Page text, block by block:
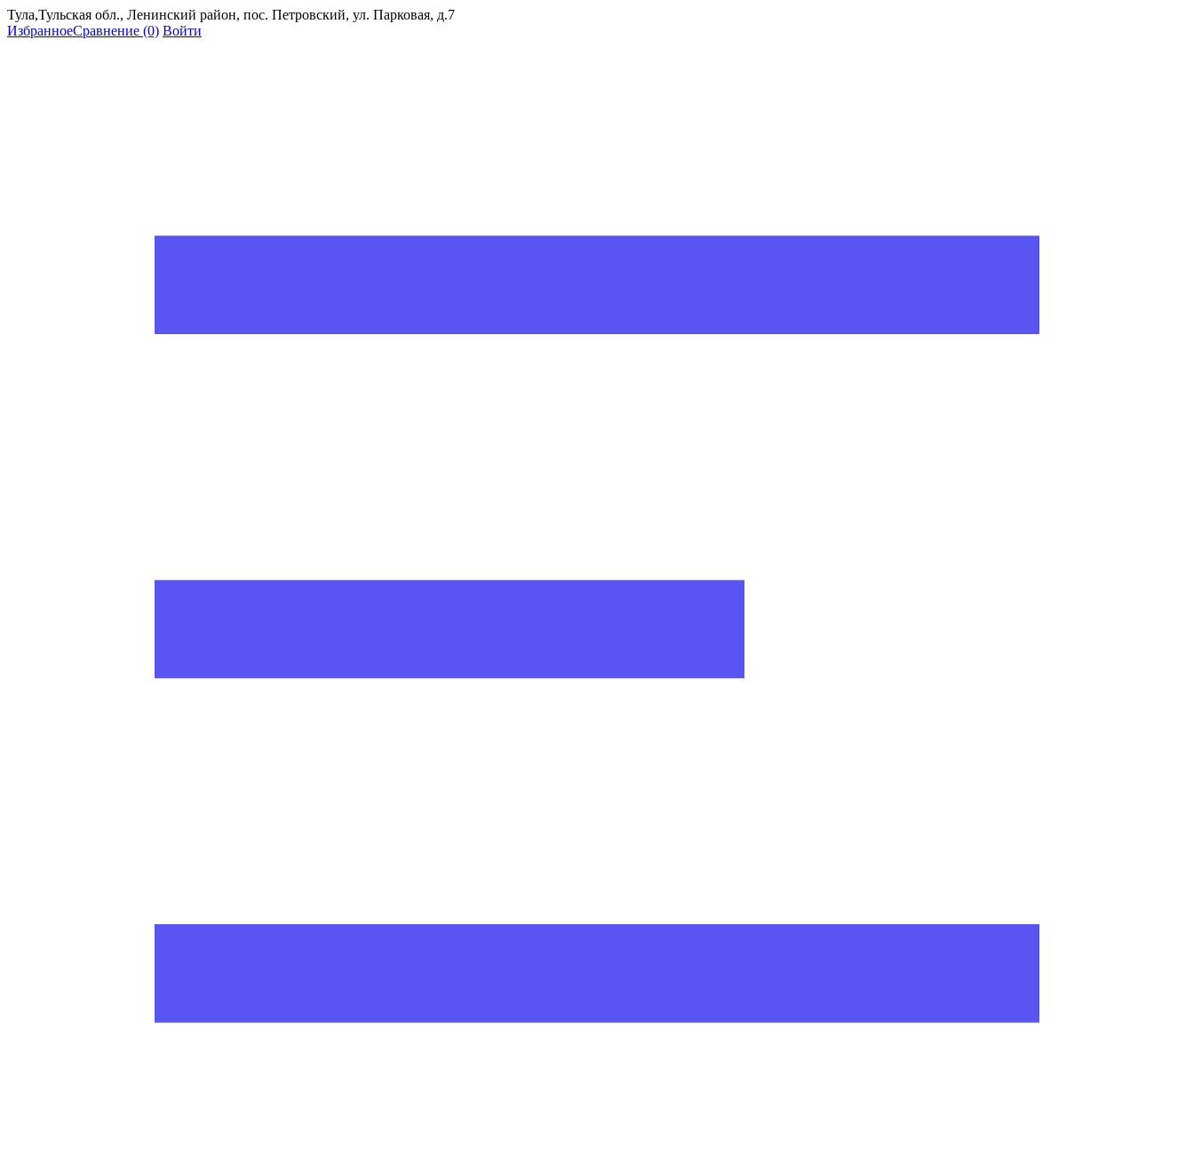
Тула,Тульская обл., Ленинский район, пос. Петровский, ул. Парковая, д.7
ИзбранноеСравнение (0) Войти